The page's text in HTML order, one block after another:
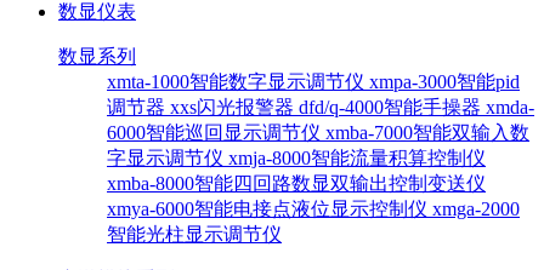
数显仪表
数显系列
xmta-1000智能数字显示调节仪 xmpa-3000智能pid
调节器 xxs闪光报警器 dfd/q-4000智能手操器 xmda-
6000智能巡回显示调节仪 xmba-7000智能双输入数
字显示调节仪 xmja-8000智能流量积算控制仪
xmba-8000智能四回路数显双输出控制变送仪
xmya-6000智能电接点液位显示控制仪 xmga-2000
智能光柱显示调节仪